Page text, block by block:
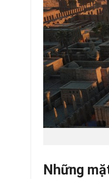
Những